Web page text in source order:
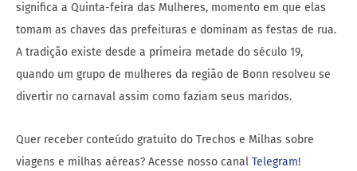
significa a Quinta-feira das Mulheres, momento em que elas
tomam as chaves das prefeituras e dominam as festas de rua.
A tradição existe desde a primeira metade do século 19,
quando um grupo de mulheres da região de Bonn resolveu se
divertir no carnaval assim como faziam seus maridos.
Quer receber conteúdo gratuito do Trechos e Milhas sobre
viagens e milhas aéreas? Acesse nosso canal Telegram!